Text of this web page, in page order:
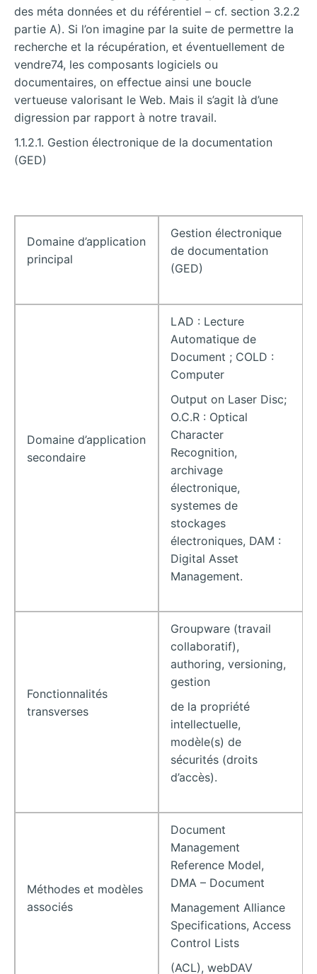
des méta données et du référentiel – cf. section 3.2.2
partie A). Si l’on imagine par la suite de permettre la
recherche et la récupération, et éventuellement de
vendre74, les composants logiciels ou
documentaires, on effectue ainsi une boucle
vertueuse valorisant le Web. Mais il s’agit là d’une
digression par rapport à notre travail.
1.1.2.1. Gestion électronique de la documentation
(GED)
Domaine d’application
principal
Gestion électronique
de documentation
(GED)
Domaine d’application
secondaire
LAD : Lecture
Automatique de
Document ; COLD :
Computer
Output on Laser Disc;
O.C.R : Optical
Character
Recognition,
archivage
électronique,
systemes de
stockages
électroniques, DAM :
Digital Asset
Management.
Fonctionnalités
transverses
Groupware (travail
collaboratif),
authoring, versioning,
gestion
de la propriété
intellectuelle,
modèle(s) de
sécurités (droits
d’accès).
Méthodes et modèles
associés
Document
Management
Reference Model,
DMA – Document
Management Alliance
Specifications, Access
Control Lists
(ACL), webDAV